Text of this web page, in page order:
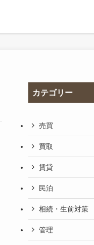
カテゴリー
売買
買取
賃貸
民泊
相続・生前対策
管理